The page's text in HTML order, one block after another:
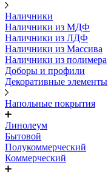
Наличники
Наличники из МДФ
Наличники из ЛДФ
Наличники из Массива
Наличники из полимера
Доборы и профили
Декоративные элементы
Напольные покрытия
Линолеум
Бытовой
Полукоммерческий
Коммерческий